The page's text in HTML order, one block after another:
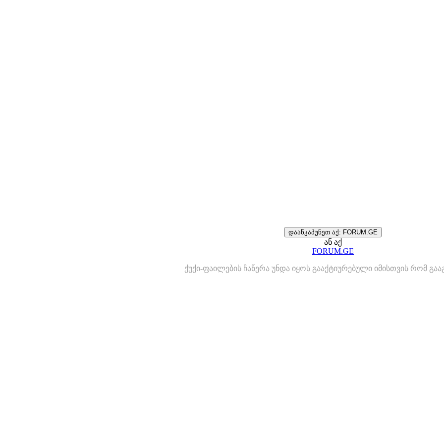
დააწკაპუნეთ აქ: FORUM.GE
ან აქ
FORUM.GE
ქუქი-ფაილების ჩაწერა უნდა იყოს გააქტიურებული იმისთვის რომ